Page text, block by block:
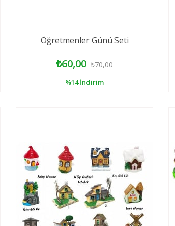
Öğretmenler Günü Seti
₺60,00 ₺70,00
%14 İndirim